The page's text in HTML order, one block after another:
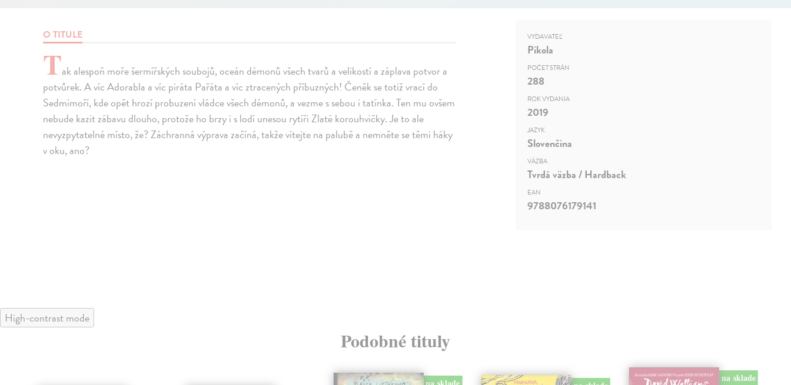
O TITULE
Tak alespoň moře šermířských soubojů, oceán démonů všech tvarů a velikostí a záplava potvor a
potvůrek. A víc Adorabla a víc piráta Pařáta a víc ztracených příbuzných! Čeněk se totiž vrací do
Sedmimoří, kde opět hrozí probuzení vládce všech démonů, a vezme s sebou i tatínka. Ten mu ovšem
nebude kazit zábavu dlouho, protože ho brzy i s lodí unesou rytíři Zlaté korouhvičky. Je to ale
nevyzpytatelné místo, že? Záchranná výprava začíná, takže vítejte na palubě a nemněte se těmi háky
v oku, ano?
VYDAVATEĽ
Pikola
POČET STRÁN
288
ROK VYDANIA
2019
JAZYK
Slovenčina
VÄZBA
Tvrdá väzba / Hardback
EAN
9788076179141
High-contrast mode
Podobné tituly
na sklade